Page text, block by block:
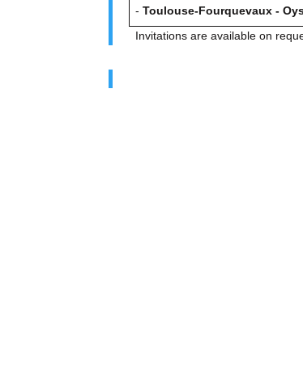
-Toulouse-Fourquevaux -
Invitations are available on